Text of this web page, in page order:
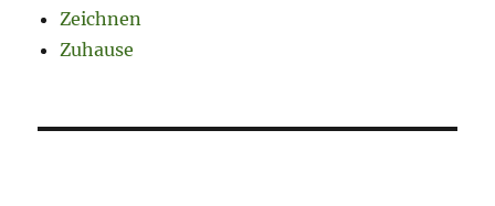
Zeichnen
Zuhause